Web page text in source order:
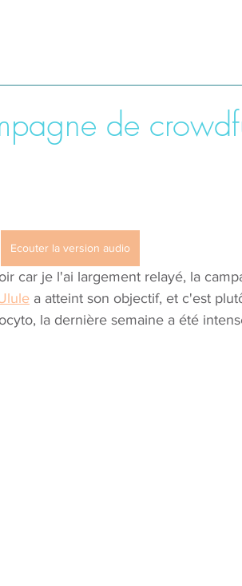
de
Ecouter la version audio
car je l'ai largement relayé, la
a atteint son objectif, et c'est
la dernière semaine a été